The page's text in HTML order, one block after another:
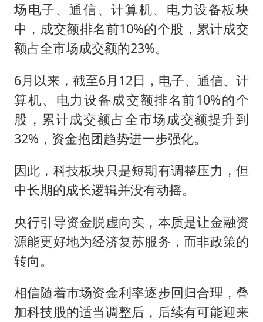
场电子、通信、计算机、电力设备板块
中，成交额排名前10%的个股，累计成交
额占全市场成交额的23%。
6月以来，截至6月12日，电子、通信、计
算机、电力设备成交额排名前10%的个
股，累计成交额占全市场成交额提升到
32%，资金抱团趋势进一步强化。
因此，科技板块只是短期有调整压力，但
中长期的成长逻辑并没有动摇。
央行引导资金脱虚向实，本质是让金融资
源能更好地为经济复苏服务，而非政策的
转向。
相信随着市场资金利率逐步回归合理，叠
加科技股的适当调整后，后续有可能迎来